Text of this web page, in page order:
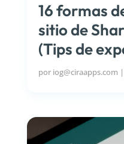
16 formas
sitio de
(Tips de
por iog@ciraapps.com |